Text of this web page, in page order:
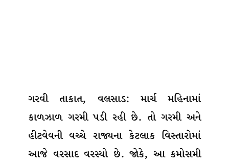
ગરવી તાકાત, વલસાડ: માર્ચ મહિનામાં
કાળઝાળ ગરમી પડી રહી છે. તો ગરમી અને
હીટવેવની વચ્ચે રાજ્યના કેટલાક વિસ્તારોમાં
આજે વરસાદ વરસ્યો છે. જોકે, આ કમોસમી